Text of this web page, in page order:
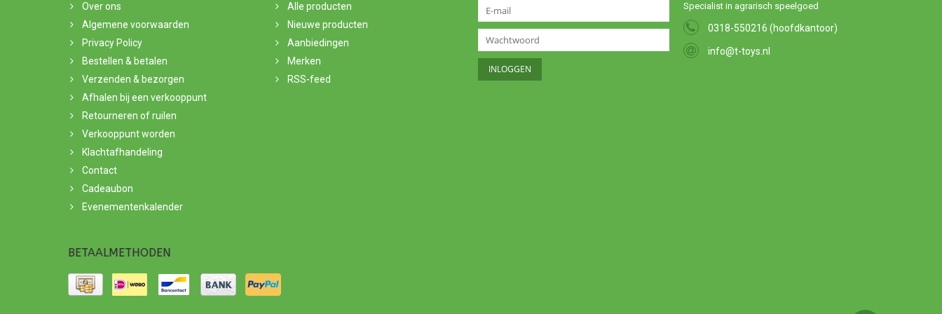
Over ons
Algemene voorwaarden
Privacy Policy
Bestellen & betalen
Verzenden & bezorgen
Afhalen bij een verkooppunt
Retourneren of ruilen
Verkooppunt worden
Klachtafhandeling
Contact
Cadeaubon
Evenementenkalender
Alle producten
Nieuwe producten
Aanbiedingen
Merken
RSS-feed
Specialist in agrarisch speelgoed
0318-550216 (hoofdkantoor)
info@t-toys.nl
BETAALMETHODEN